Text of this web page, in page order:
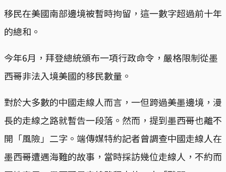
移民在美國南部邊境被暫時拘留，這一數字超過前十年
的總和。
今年6月，拜登總統頒布一項行政命令，嚴格限制從墨
西哥非法入境美國的移民數量。
對於大多數的中國走線人而言，一但跨過美墨邊境，漫
長的走線之路就暫告一段落。然而，提到墨西哥也離不
開「風險」二字。端傳媒特約記者曾調查中國走線人在
墨西哥遭遇海難的故事，當時採訪幾位走線人，不約而